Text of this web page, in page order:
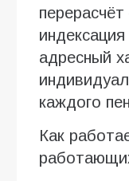
адресный
каждого
Как